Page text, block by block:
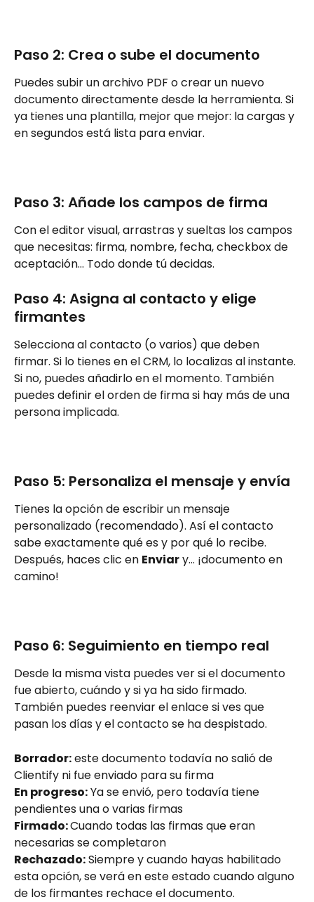
Paso 2: Crea o sube el documento
Puedes subir un archivo PDF o crear un nuevo
documento directamente desde la herramienta. Si
ya tienes una plantilla, mejor que mejor: la cargas y
en segundos está lista para enviar.
Paso 3: Añade los campos de firma
Con el editor visual, arrastras y sueltas los campos
que necesitas: firma, nombre, fecha, checkbox de
aceptación… Todo donde tú decidas.
Paso 4: Asigna al contacto y elige
firmantes
Selecciona al contacto (o varios) que deben
firmar. Si lo tienes en el CRM, lo localizas al instante.
Si no, puedes añadirlo en el momento. También
puedes definir el orden de firma si hay más de una
persona implicada.
Paso 5: Personaliza el mensaje y envía
Tienes la opción de escribir un mensaje
personalizado (recomendado). Así el contacto
sabe exactamente qué es y por qué lo recibe.
Después, haces clic en Enviar y… ¡documento en
camino!
Paso 6: Seguimiento en tiempo real
Desde la misma vista puedes ver si el documento
fue abierto, cuándo y si ya ha sido firmado.
También puedes reenviar el enlace si ves que
pasan los días y el contacto se ha despistado.
Borrador: este documento todavía no salió de
Clientify ni fue enviado para su firma
En progreso: Ya se envió, pero todavía tiene
pendientes una o varias firmas
Firmado: Cuando todas las firmas que eran
necesarias se completaron
Rechazado: Siempre y cuando hayas habilitado
esta opción, se verá en este estado cuando alguno
de los firmantes rechace el documento.